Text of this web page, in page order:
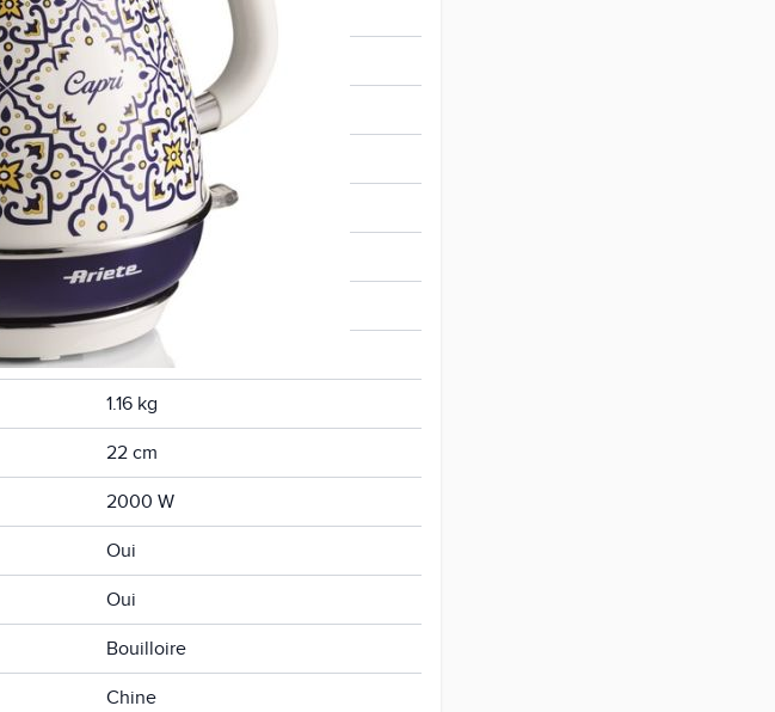
Oui
360 °
1,7 L
8003705122925
Amovible
26 cm
21 cm
Oui
1.16 kg
22 cm
2000 W
Oui
Oui
Bouilloire
Chine